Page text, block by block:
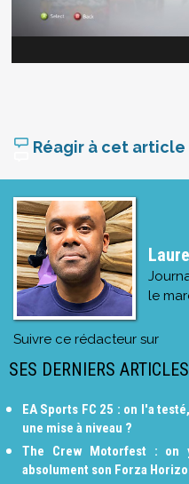
Réagir à cet article
le
Suivre ce rédacteur sur
SES DERNIERS ARTICLES
EA Sports FC 25 : on l'a
une mise à niveau ?
The Crew Motorfest : on
absolument son Forza